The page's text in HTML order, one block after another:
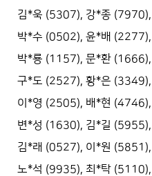
김*욱 (5307), 강*종
박*수 (0502), 윤*배 (2277),
박*룡 (1157), 문*환
구*도 (2527), 황*은 (3349),
이*영 (2505), 배*현
변*성 (1630), 김*길 (5955),
김*래 (0527), 이*원
노*석 (9935), 최*탁 (5110),